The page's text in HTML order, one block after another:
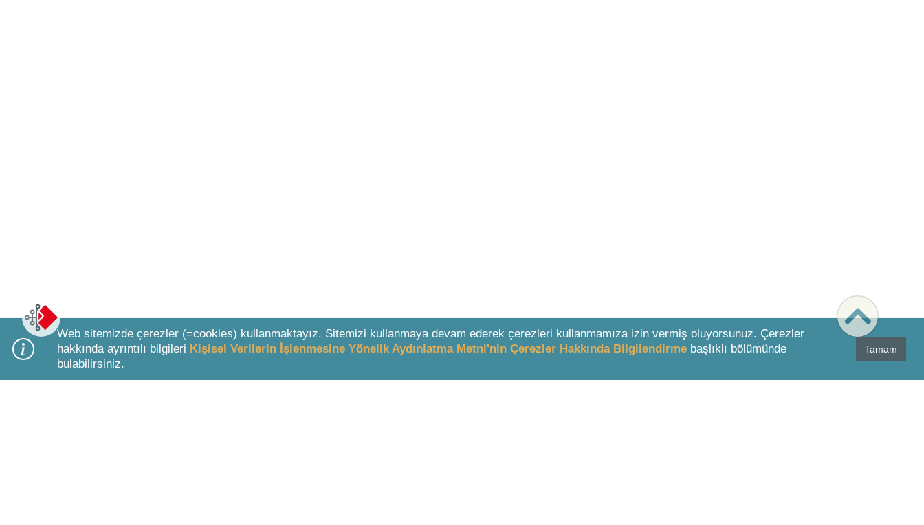
Bottom Search Toolbar Highlight Text
Web sitemizde çerezler (=cookies) kullanmaktayız. Sitemizi kullanmaya devam ederek çerezleri kullanmamıza izin vermiş oluyorsunuz. Çerezler
hakkında ayrıntılı bilgileri Kişisel Verilerin İşlenmesine Yönelik Aydınlatma Metni'nin Çerezler Hakkında Bilgilendirme başlıklı bölümünde
bulabilirsiniz.
Tamam